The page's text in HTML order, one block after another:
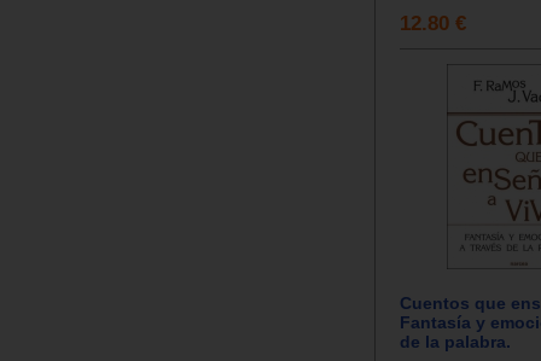
12.80 €
Cuentos que
Fantasía y
de la palabra.